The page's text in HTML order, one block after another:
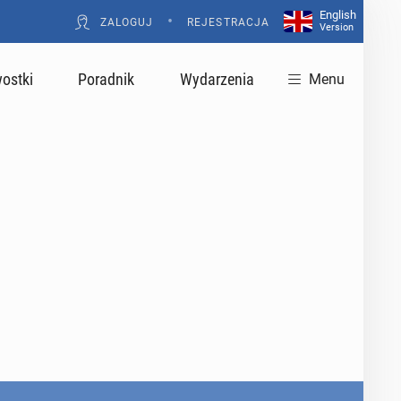
ZALOGUJ • REJESTRACJA
English
Version
Poradnik Wydarzenia Menu